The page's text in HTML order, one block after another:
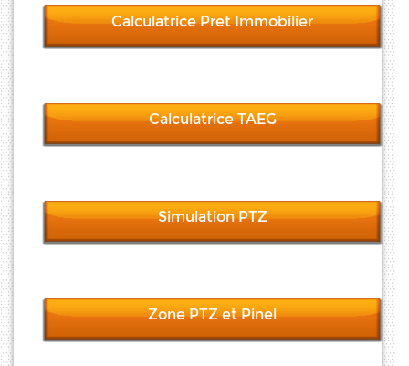
Calculatrice Pret Immobilier
Calculatrice TAEG
Simulation PTZ
Zone PTZ et Pinel